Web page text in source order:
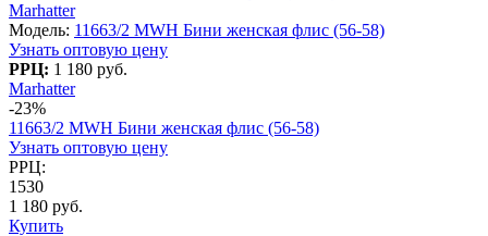
Marhatter
Модель: 11663/2 MWH Бини женская флис (56-58)
Узнать оптовую цену
РРЦ: 1 180 руб.
Marhatter
-23%
11663/2 MWH Бини женская флис (56-58)
Узнать оптовую цену
РРЦ:
1530
1 180 руб.
Купить